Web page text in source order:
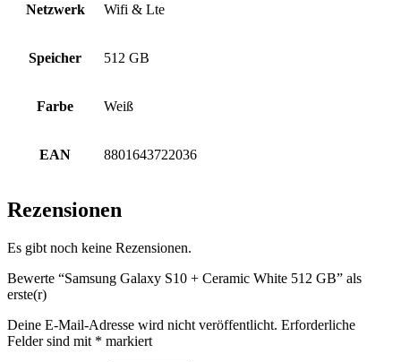
Netzwerk Wifi & Lte
Speicher 512 GB
Farbe Weiß
EAN 8801643722036
Rezensionen
Es gibt noch keine Rezensionen.
Bewerte “Samsung Galaxy S10 + Ceramic White 512 GB” als
erste(r)
Deine E-Mail-Adresse wird nicht veröffentlicht. Erforderliche
Felder sind mit * markiert